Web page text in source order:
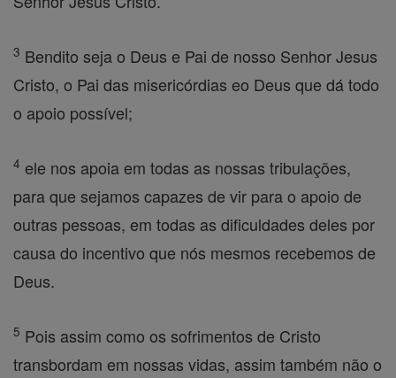
3 Bendito seja o Deus e Pai de nosso Senhor Jesus
Cristo, o Pai das misericórdias eo Deus que dá todo
o apoio possível;
4 ele nos apoia em todas as nossas tribulações,
para que sejamos capazes de vir para o apoio de
outras pessoas, em todas as dificuldades deles por
causa do incentivo que nós mesmos recebemos de
Deus.
5 Pois assim como os sofrimentos de Cristo
transbordam em nossas vidas, assim também não o